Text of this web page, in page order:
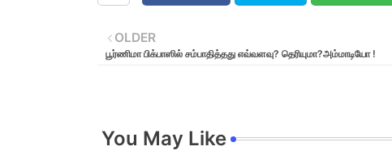
OLDER
பூர்ணிமா பிக்பாஸில் சம்பாதித்தது எவ்வளவு? தெரியுமா?அம்மாடியோ !
You May Like